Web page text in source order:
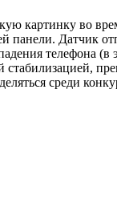
картинку во
панели. Датчик
телефона (в
стабилизацией,
среди